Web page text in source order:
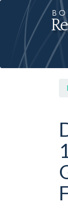
Salto
rápiso
la